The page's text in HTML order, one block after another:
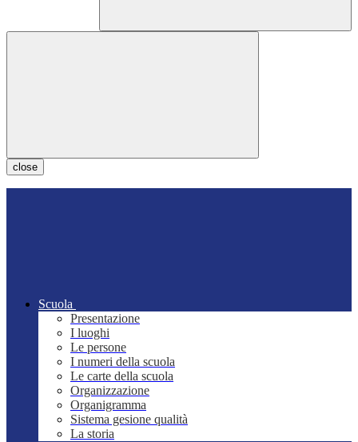
close
Scuola
Presentazione
I luoghi
Le persone
I numeri della scuola
Le carte della scuola
Organizzazione
Organigramma
Sistema gesione qualità
La storia